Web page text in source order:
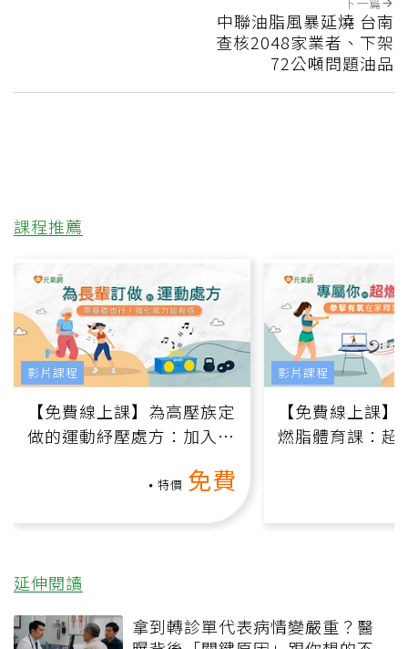
中聯油脂風暴延燒 台南
查核2048家業者、下架
72公噸問題油品
課程推薦
【免費線上課】為高壓族定
做的運動紓壓處方：加入行
特價 免費
影片課程
【免費線上課
燃脂體育課：超
影片課程
延伸閱讀
拿到轉診單代表病情變嚴重？醫